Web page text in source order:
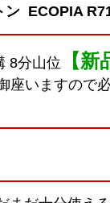
ン ECOPIA
8分山位 【
座いますので